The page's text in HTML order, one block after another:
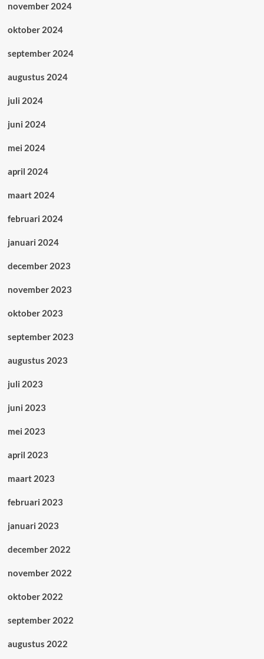
november 2024
oktober 2024
september 2024
augustus 2024
juli 2024
juni 2024
mei 2024
april 2024
maart 2024
februari 2024
januari 2024
december 2023
november 2023
oktober 2023
september 2023
augustus 2023
juli 2023
juni 2023
mei 2023
april 2023
maart 2023
februari 2023
januari 2023
december 2022
november 2022
oktober 2022
september 2022
augustus 2022